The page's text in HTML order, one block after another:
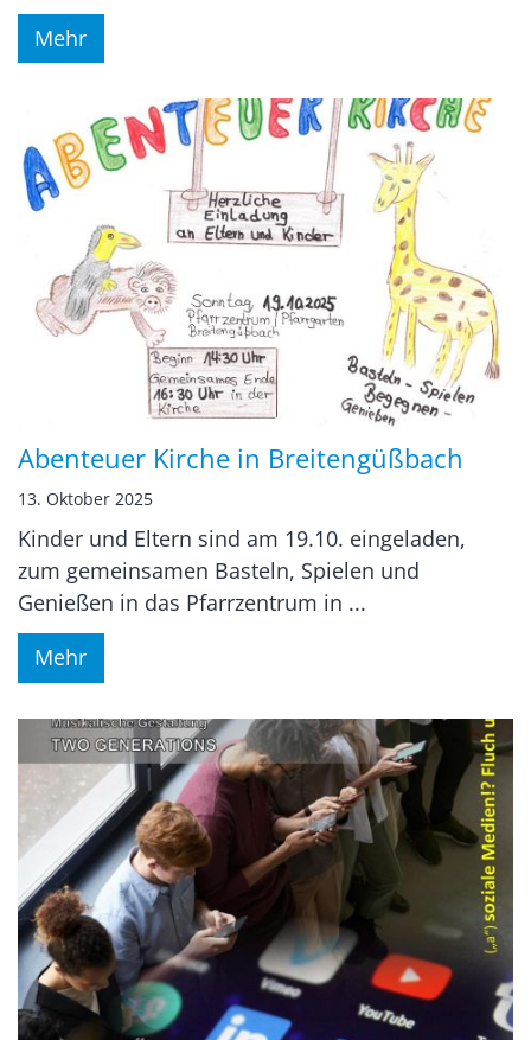
Mehr
Abenteuer Kirche in Breitengüßbach
13. Oktober 2025
Kinder und Eltern sind am 19.10. eingeladen,
zum gemeinsamen Basteln, Spielen und
Genießen in das Pfarrzentrum in ...
Mehr